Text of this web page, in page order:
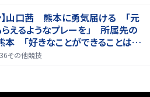
】山口茜 熊本に勇気届ける 「元
えるようなプレーを」 所属先の
「好きなことができることは当
」
その他競技